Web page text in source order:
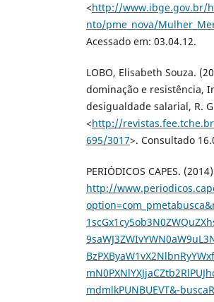
<http://www.ibge.gov.br/
nto/pme_nova/
Acessado em: 03.04.12.
LOBO, Elisabeth Souza.
dominação e resistência,
desigualdade salarial, R.
<http://
695/3017>. Consultado
PERIÓDICOS CAPES.
http://
mdmlkPUNBUEVT&-